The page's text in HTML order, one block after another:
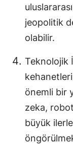
jeopolitik
olabilir.
Teknolojik
önemli bir
zeka,
büyük